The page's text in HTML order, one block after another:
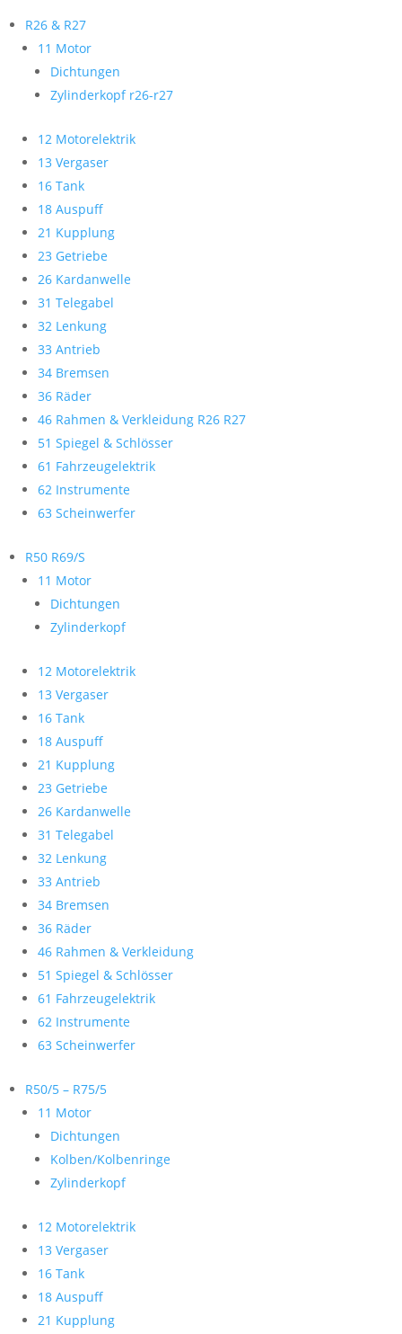
R26 & R27
11 Motor
Dichtungen
Zylinderkopf r26-r27
12 Motorelektrik
13 Vergaser
16 Tank
18 Auspuff
21 Kupplung
23 Getriebe
26 Kardanwelle
31 Telegabel
32 Lenkung
33 Antrieb
34 Bremsen
36 Räder
46 Rahmen & Verkleidung R26 R27
51 Spiegel & Schlösser
61 Fahrzeugelektrik
62 Instrumente
63 Scheinwerfer
R50 R69/S
11 Motor
Dichtungen
Zylinderkopf
12 Motorelektrik
13 Vergaser
16 Tank
18 Auspuff
21 Kupplung
23 Getriebe
26 Kardanwelle
31 Telegabel
32 Lenkung
33 Antrieb
34 Bremsen
36 Räder
46 Rahmen & Verkleidung
51 Spiegel & Schlösser
61 Fahrzeugelektrik
62 Instrumente
63 Scheinwerfer
R50/5 – R75/5
11 Motor
Dichtungen
Kolben/Kolbenringe
Zylinderkopf
12 Motorelektrik
13 Vergaser
16 Tank
18 Auspuff
21 Kupplung